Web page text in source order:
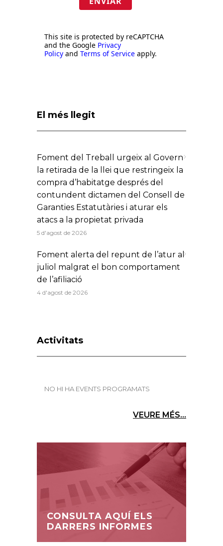
This site is protected by reCAPTCHA
and the Google Privacy
Policy and Terms of Service apply.
El més llegit
Foment del Treball urgeix al Govern
la retirada de la llei que restringeix la
compra d’habitatge després del
contundent dictamen del Consell de
Garanties Estatutàries i aturar els
atacs a la propietat privada
5 d'agost de 2026
Foment alerta del repunt de l’atur al
juliol malgrat el bon comportament
de l’afiliació
4 d'agost de 2026
Activitats
NO HI HA EVENTS PROGRAMATS
VEURE MÉS...
CONSULTA AQUÍ ELS
DARRERS INFORMES